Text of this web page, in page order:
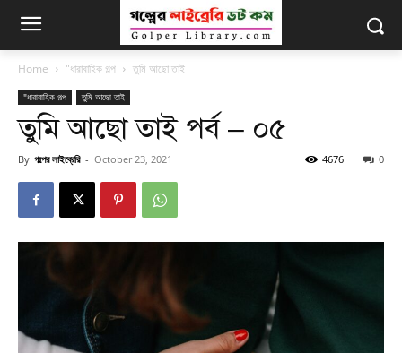
Home "ধারাবাহিক গল্প তুমি আছো তাই
"ধারাবাহিক গল্প তুমি আছো তাই
তুমি আছো তাই পর্ব – ০৫
By গল্পের লাইব্রেরি - October 23, 2021 0
4676